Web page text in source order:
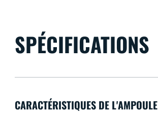
SPÉCIFICATIONS
CARACTÉRISTIQUES DE L'AMPOULE